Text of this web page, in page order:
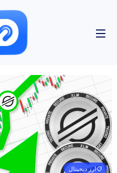
ارز دیجیتال